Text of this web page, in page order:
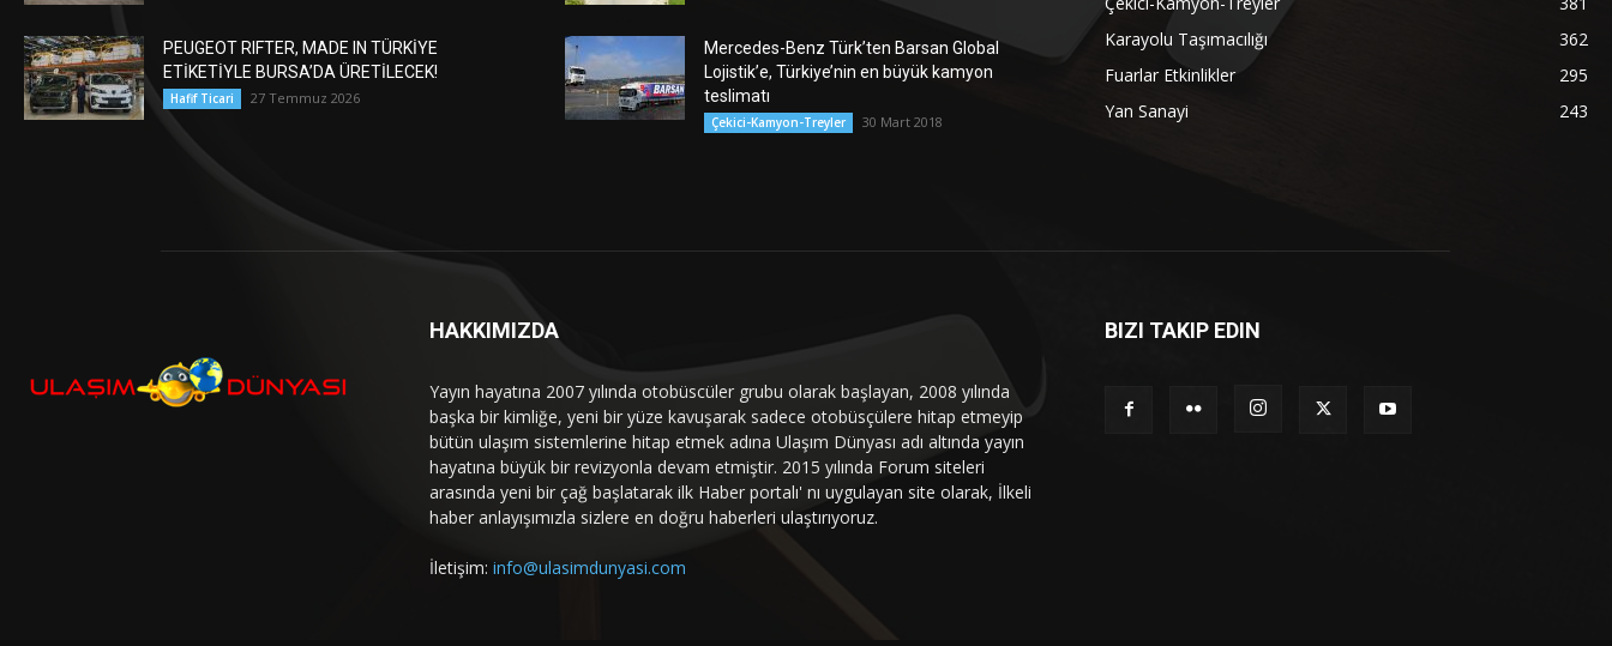
PEUGEOT RIFTER, MADE IN TÜRKİYE
ETİKETİYLE BURSA’DA ÜRETİLECEK!
Hafif Ticari 27 Temmuz 2026
Mercedes-Benz Türk’ten Barsan Global
Lojistik’e, Türkiye’nin en büyük kamyon
teslimatı
Çekici-Kamyon-Treyler 30 Mart 2018
Karayolu Taşımacılığı
362
Fuarlar Etkinlikler
295
Yan Sanayi
243
HAKKIMIZDA
Yayın hayatına 2007 yılında otobüscüler grubu olarak başlayan, 2008 yılında
başka bir kimliğe, yeni bir yüze kavuşarak sadece otobüsçülere hitap etmeyip
bütün ulaşım sistemlerine hitap etmek adına Ulaşım Dünyası adı altında yayın
hayatına büyük bir revizyonla devam etmiştir. 2015 yılında Forum siteleri
arasında yeni bir çağ başlatarak ilk Haber portalı' nı uygulayan site olarak, İlkeli
haber anlayışımızla sizlere en doğru haberleri ulaştırıyoruz.
İletişim: info@ulasimdunyasi.com
BIZI TAKIP EDIN